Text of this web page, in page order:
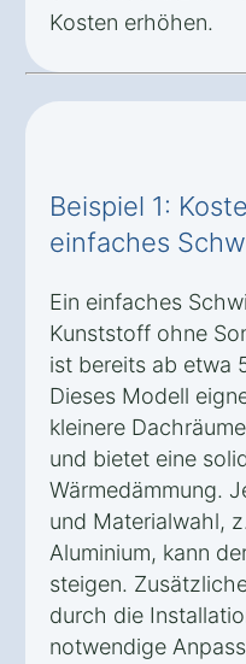
Kosten erhöhen.
Beispiel 1:
einfaches
Ein einfaches
Kunststoff ohne
ist bereits ab etwa
Dieses Modell
kleinere
und bietet eine
Wärmedämmung.
und Materialwahl,
Aluminium, kann
steigen.
durch die
notwendige